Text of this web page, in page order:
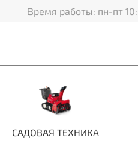
Время работы: пн-пт
САДОВАЯ ТЕХНИКА